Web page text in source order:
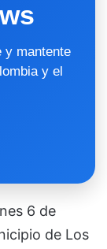
y mantente
y el
6 de
de Los